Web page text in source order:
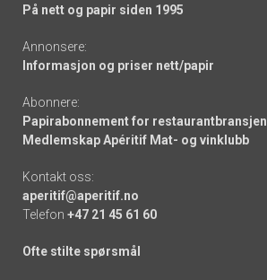
På nett og papir siden 1995
Annonsere:
Informasjon og priser nett/papir
Abonnere:
Papirabonnement for restaurantbransjen
Medlemskap Apéritif Mat- og vinklubb
Kontakt oss:
aperitif@aperitif.no
Telefon +47 21 45 61 60
Ofte stilte spørsmål